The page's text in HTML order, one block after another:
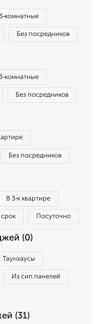
Без посредников
Без посредников
Без посредников
В 3‑к квартире
Посуточно
(0)
Таунхаусы
Из сип панелей
(31)